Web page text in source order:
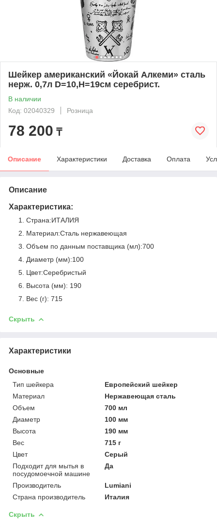
Шейкер американский «Йокай Алкеми» сталь
нерж. 0,7л D=10,H=19см серебрист.
В наличии
Код: 02040329
Розница
78 200 ₸
Описание Характеристики Доставка Оплата
Описание
Характеристика:
Страна:ИТАЛИЯ
Материал:Сталь нержавеющая
Объем по данным поставщика (мл):700
Диаметр (мм):100
Цвет:Серебристый
Высота (мм): 190
Вес (г): 715
Скрыть
Характеристики
Основные
Тип шейкера
Европейский шейкер
Материал
Нержавеющая сталь
Объем
700 мл
Диаметр
100 мм
Высота
190 мм
Вес
715 г
Цвет
Серый
Подходит для мытья в
посудомоечной машине
Да
Производитель
Lumiani
Страна производитель
Италия
Скрыть